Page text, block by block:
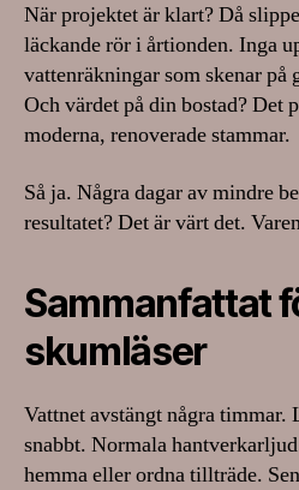
När projektet är klart? Då
läckande rör i årtionden. Inga
vattenräkningar som skenar på
Och värdet på din bostad? Det
moderna, renoverade stammar.
Så ja. Några dagar av mindre
resultatet? Det är värt det.
Sammanfattat
skumläser
Vattnet avstängt några
snabbt. Normala
hemma eller ordna tillträde.